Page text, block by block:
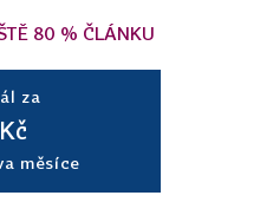
80 % ČLÁNKU
za
měsíce